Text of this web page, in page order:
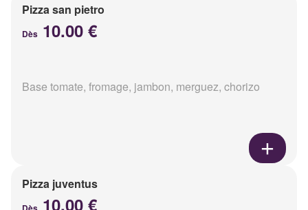
Pizza san pietro
Dès 10.00 €
Base tomate, fromage, jambon, merguez, chorizo
Pizza juventus
10.00 €